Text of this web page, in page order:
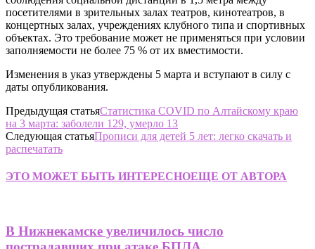
посетителями в зрительных залах театров, кинотеатров, в
концертных залах, учреждениях клубного типа и спортивных
объектах. Это требование может не применяться при условии
заполняемости не более 75 % от их вместимости.
Изменения в указ утверждены 5 марта и вступают в силу с
даты опубликования.
Предыдущая статьяСтатистика COVID по Алтайскому краю
на 3 марта: заболели 129, умерло 13
Следующая статьяПрописи для детей 5 лет: легко скачать и
распечатать
ЭТО МОЖЕТ БЫТЬ ИНТЕРЕСНОЕЩЕ ОТ АВТОРА
В Нижнекамске увеличилось число